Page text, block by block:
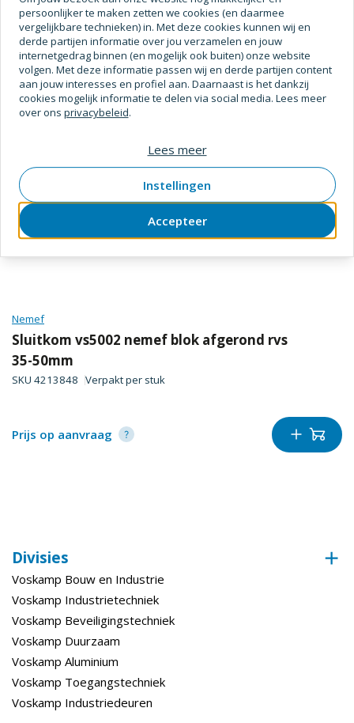
Materiaal (Voorplaat) Rvs
Materiaal (Dagschoot) Messing
Materiaal (Nachtschoot) Messing
Model (Slot/Vergrendeling)
Insteekcilinderslot (dag- en
Doornmaat 50 mm
Dikte (Stift) 8 mm
Lengte (Nachtschoot) 20 mm
Technische gegevens
Keurmerk
Toon meer
Nemef
Sluitkom vs5002 nemef blok afgerond rvs
35-50mm
SKU 4213848 Verpakt per stuk
Prijs op aanvraag
Divisies
Voskamp Bouw en Industrie
Voskamp Industrietechniek
Voskamp Beveiligingstechniek
Voskamp Duurzaam
Voskamp Aluminium
Voskamp Toegangstechniek
Voskamp Industriedeuren
persoonlijker te maken zetten we cookies (en daarmee
vergelijkbare technieken) in. Met deze cookies kunnen wij en
derde partijen informatie over jou verzamelen en jouw
internetgedrag binnen (en mogelijk ook buiten) onze website
volgen. Met deze informatie passen wij en derde partijen content
aan jouw interesses en profiel aan. Daarnaast is het dankzij
cookies mogelijk informatie te delen via social media. Lees meer
over ons privacybeleid.
Accepteer
Instellingen
Lees meer